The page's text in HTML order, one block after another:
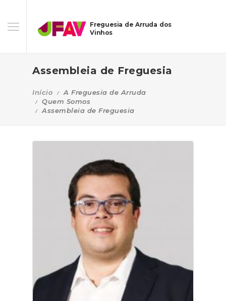
Freguesia de Arruda dos
Vinhos
Assembleia de Freguesia
Início
A Freguesia de Arruda
Quem Somos
Assembleia de Freguesia